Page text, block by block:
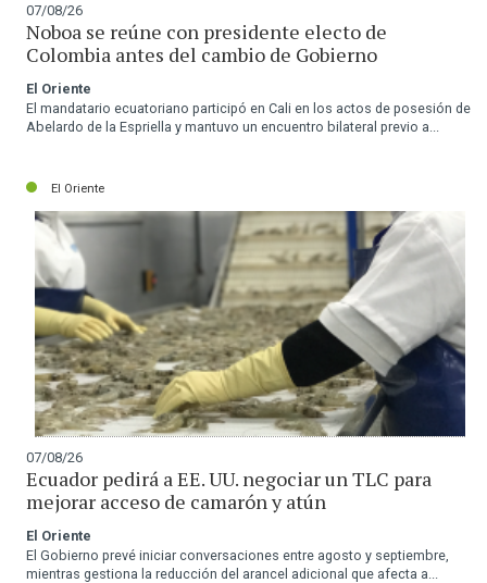
07/08/26
Noboa se reúne con presidente electo de
Colombia antes del cambio de Gobierno
El Oriente
El mandatario ecuatoriano participó en Cali en los actos de posesión de
Abelardo de la Espriella y mantuvo un encuentro bilateral previo a...
El Oriente
07/08/26
Ecuador pedirá a EE. UU. negociar un TLC para
mejorar acceso de camarón y atún
El Oriente
El Gobierno prevé iniciar conversaciones entre agosto y septiembre,
mientras gestiona la reducción del arancel adicional que afecta a...